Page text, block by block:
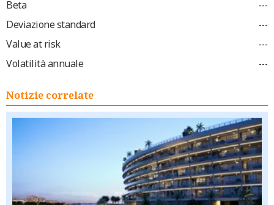
Beta
---
Deviazione standard ---
Value at risk ---
Volatilità annuale ---
Notizie correlate